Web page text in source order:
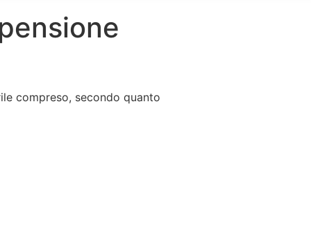
compreso, secondo quanto